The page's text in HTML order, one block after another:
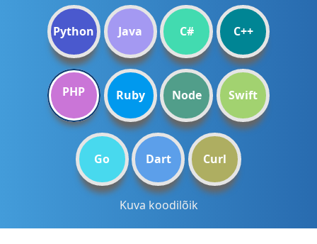
Python Java C# C++
PHP Ruby Node Swift
Go Dart Curl
Kuva koodilõik